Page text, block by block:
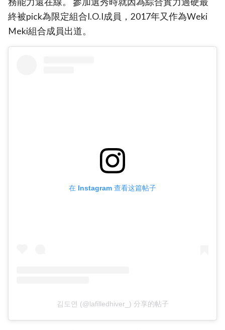
終被pick為限定組合I.O.I成員，2017年又作為Weki
Meki組合成員出道。
在 Instagram 查看这篇帖子
김도연 (@lafilledhiver_) 分享的帖子